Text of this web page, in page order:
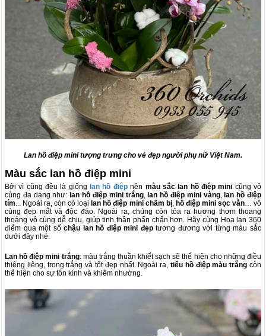
Lan hồ điệp mini tượng trưng cho vẻ đẹp người phụ nữ Việt Nam.
Màu sắc lan hồ điệp mini
Bởi vì cũng đều là giống lan hồ điệpnên màu sắc lan hồ điệp mini cũng vô
cùng đa dạng như: lan hồ điệp mini trắng, lan hồ điệp mini vàng, lan hồ điệp
tím... Ngoài ra, còn có loại lan hồ điệp mini chấm bị, hồ điệp mini sọc vằn… vô
cùng đẹp mắt và độc đáo. Ngoài ra, chúng còn tỏa ra hương thơm thoang
thoảng vô cùng dễ chịu, giúp tinh thần phấn chấn hơn. Hãy cùng Hoa lan 360
điểm qua một sốchậu lan hồ điệp mini đẹptương đương với từng màu sắc
dưới đây nhé.
Lan hồ điệp mini trắng: màu trắng thuần khiết sạch sẽ thể hiện cho những điều
thiêng liêng, trong trắng và tốt đẹp nhất. Ngoài ra, tiểu hồ điệp màu trắng còn
thể hiện cho sự tôn kính và khiêm nhường.